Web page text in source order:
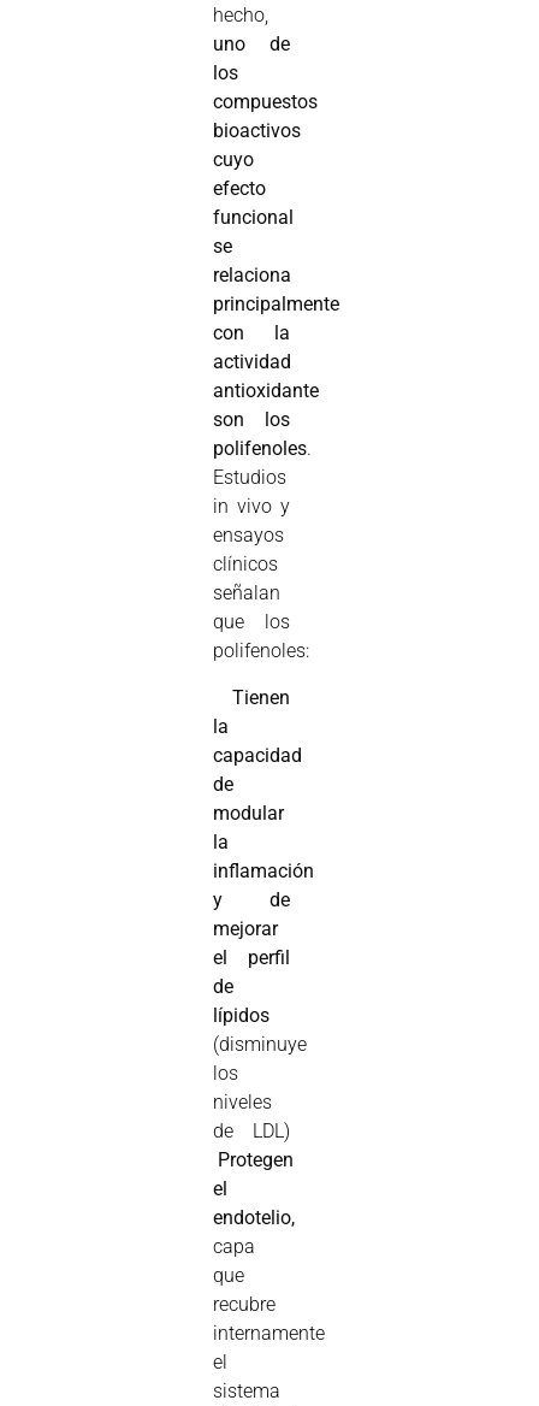
hecho,
uno de
los
compuestos
bioactivos
cuyo
efecto
funcional
se
relaciona
principalmente
con la
actividad
antioxidante
son los
polifenoles.
Estudios
in vivo y
ensayos
clínicos
señalan
que los
polifenoles:
Tienen
la
capacidad
de
modular
la
inflamación
y de
mejorar
el perfil
de
lípidos
(disminuye
los
niveles
de LDL)
Protegen
el
endotelio,
capa
que
recubre
internamente
el
sistema